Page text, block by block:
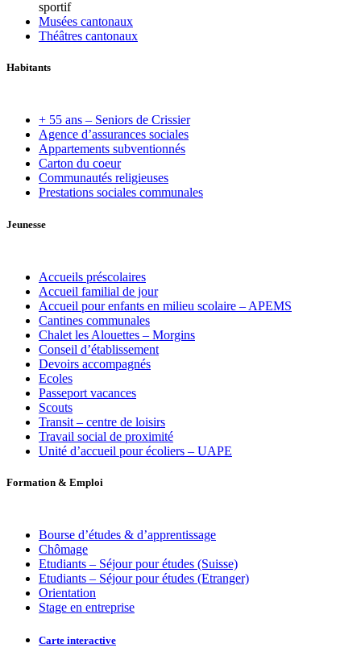
sportif
Musées cantonaux
Théâtres cantonaux
Habitants
+ 55 ans – Seniors de Crissier
Agence d’assurances sociales
Appartements subventionnés
Carton du coeur
Communautés religieuses
Prestations sociales communales
Jeunesse
Accueils préscolaires
Accueil familial de jour
Accueil pour enfants en milieu scolaire – APEMS
Cantines communales
Chalet les Alouettes – Morgins
Conseil d’établissement
Devoirs accompagnés
Ecoles
Passeport vacances
Scouts
Transit – centre de loisirs
Travail social de proximité
Unité d’accueil pour écoliers – UAPE
Formation & Emploi
Bourse d’études & d’apprentissage
Chômage
Etudiants – Séjour pour études (Suisse)
Etudiants – Séjour pour études (Etranger)
Orientation
Stage en entreprise
Carte interactive